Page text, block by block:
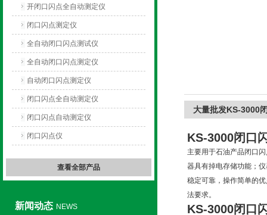
开闭口闪点全自动测定仪
闭口闪点测定仪
全自动闭口闪点测试仪
全自动闭口闪点测定仪
自动闭口闪点测定仪
闭口闪点全自动测定仪
闭口闪点自动测定仪
闭口闪点仪
查看全部产品
新闻动态 NEWS
大量批发KS-3000
KS-3000闭口
主要用于石油产品闭口
器具有掉电存储功能；
稳定可靠，操作简单的
法要求。
KS-3000闭口